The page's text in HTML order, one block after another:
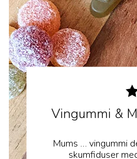
Vingummi &
Mums … vingummi
skumfiduser